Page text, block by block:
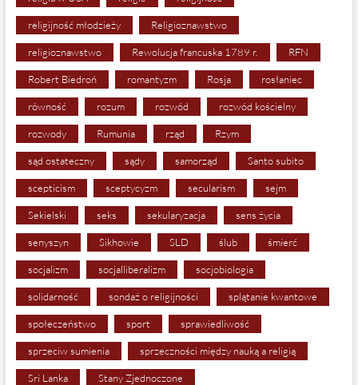
religijność młodzieży Religioznawstwo
religioznawstwo Rewolucja francuska 1789 r. RFN
Robert Biedroń romantyzm Rosja rosłaniec
równość rozum rozwód rozwód kościelny
rozwody Rumunia rząd Rzym
sąd ostateczny sądy samorząd Santo subito
scepticism sceptycyzm secularism sejm
Sekielski seks sekularyzacja sens życia
senyszyn Sikhowie SLD ślub śmierć
socjalizm socjalliberalizm socjobiologia
solidarność sondaż o religijności splątanie kwantowe
społeczeństwo sport sprawiedliwość
sprzeciw sumienia sprzeczności między nauką a religią
Sri Lanka Stany Zjednoczone